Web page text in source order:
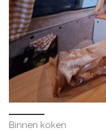
Binnen koken